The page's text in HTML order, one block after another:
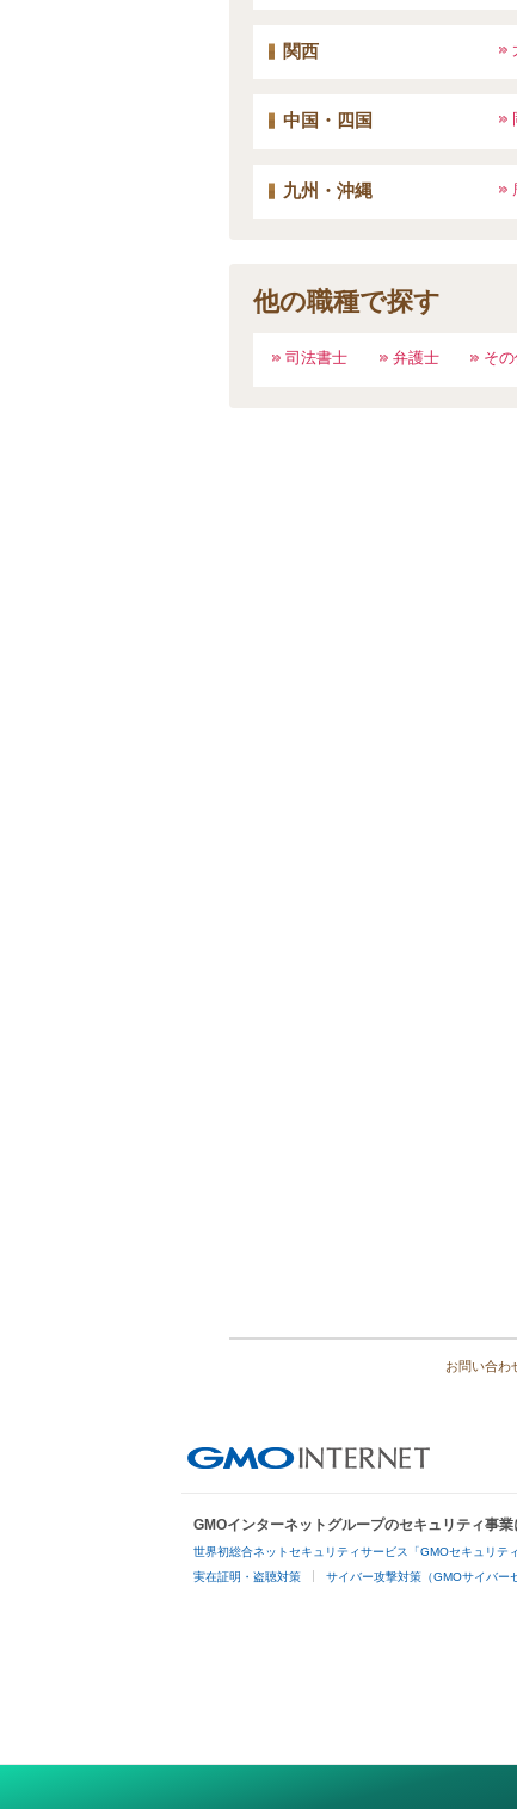
関西
中国・四国
九州・沖縄
他の職種で探す
司法書士 弁護士 そ
お問い合わ
GMOインターネットグループのセキュリティ事業
世界初総合ネットセキュリティサービス「GMOセキュリテ
実在証明・盗聴対策 サイバー攻撃対策（GMOサイバー